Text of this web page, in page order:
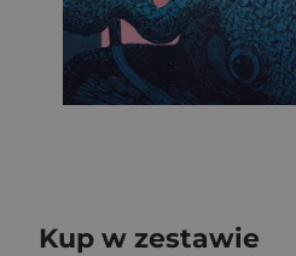
Kup w zestawie